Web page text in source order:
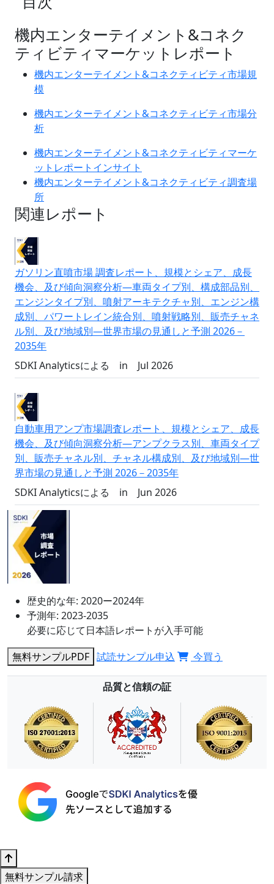
機内エンターテイメント&コネク
ティビティマーケットレポート
機内エンターテイメント&コネクティビティ市場規
模
機内エンターテイメント&コネクティビティ市場分
析
機内エンターテイメント&コネクティビティマーケ
ットレポートインサイト
機内エンターテイメント&コネクティビティ調査場
所
関連レポート
ガソリン直噴市場 調査レポート、規模とシェア、成長
機会、及び傾向洞察分析―車両タイプ別、構成部品別、
エンジンタイプ別、噴射アーキテクチャ別、エンジン構
成別、パワートレイン統合別、噴射戦略別、販売チャネ
ル別、及び地域別―世界市場の見通しと予測 2026－
2035年
SDKI Analyticsによる
in Jul 2026
自動車用アンプ市場調査レポート、規模とシェア、成長
機会、及び傾向洞察分析―アンプクラス別、車両タイプ
別、販売チャネル別、チャネル構成別、及び地域別―世
界市場の見通しと予測 2026－2035年
SDKI Analyticsによる
in Jun 2026
歴史的な年: 2020ー2024年
予測年: 2023-2035
必要に応じて日本語レポートが入手可能
無料サンプルPDF 試読サンプル申込 今買う
品質と信頼の証
無料サンプル請求